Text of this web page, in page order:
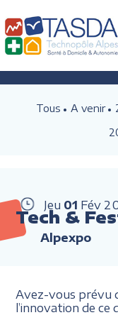
Tous A venir
Jeu 01 Fév
Tech &
Alpexpo
Avez-vous prévu
l’innovation de ce